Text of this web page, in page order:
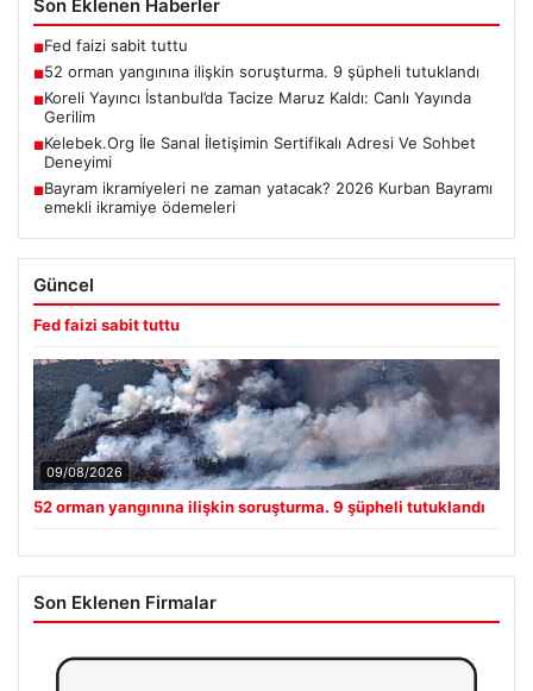
Son Eklenen Haberler
■Fed faizi sabit tuttu
■52 orman yangınına ilişkin soruşturma. 9 şüpheli tutuklandı
■Koreli Yayıncı İstanbul’da Tacize Maruz Kaldı: Canlı Yayında
Gerilim
■Kelebek.Org İle Sanal İletişimin Sertifikalı Adresi Ve Sohbet
Deneyimi
■Bayram ikramiyeleri ne zaman yatacak? 2026 Kurban Bayramı
emekli ikramiye ödemeleri
Güncel
Fed faizi sabit tuttu
09/08/2026
52 orman yangınına ilişkin soruşturma. 9 şüpheli tutuklandı
Son Eklenen Firmalar